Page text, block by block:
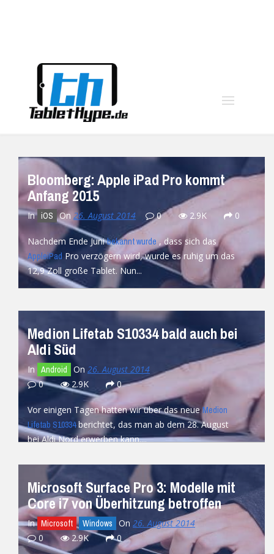
Bloomberg: Apple iPad Pro kommt
Anfang 2015
In iOS On 26. August 2014 0 2.9K 0
Nachdem Ende Junibekannt wurde , dass sich das
AppleiPad Pro verzögern wird, wurde es ruhig um das
12,9 Zoll große Tablet. Nun...
READ MORE
Medion Lifetab S10334 bald auch bei
Aldi Süd
In Android On 26. August 2014
0
2.9K 0
Vor einigen Tagen hatten wir über das neueMedion
Lifetab S10334berichtet, das man ab dem 28. August
bei Aldi Nord erwerben kann....
Microsoft Surface Pro 3: Modelle mit
Core i7 von Überhitzung betroffen
In Microsoft Windows On 26. August 2014
0
2.9K 0